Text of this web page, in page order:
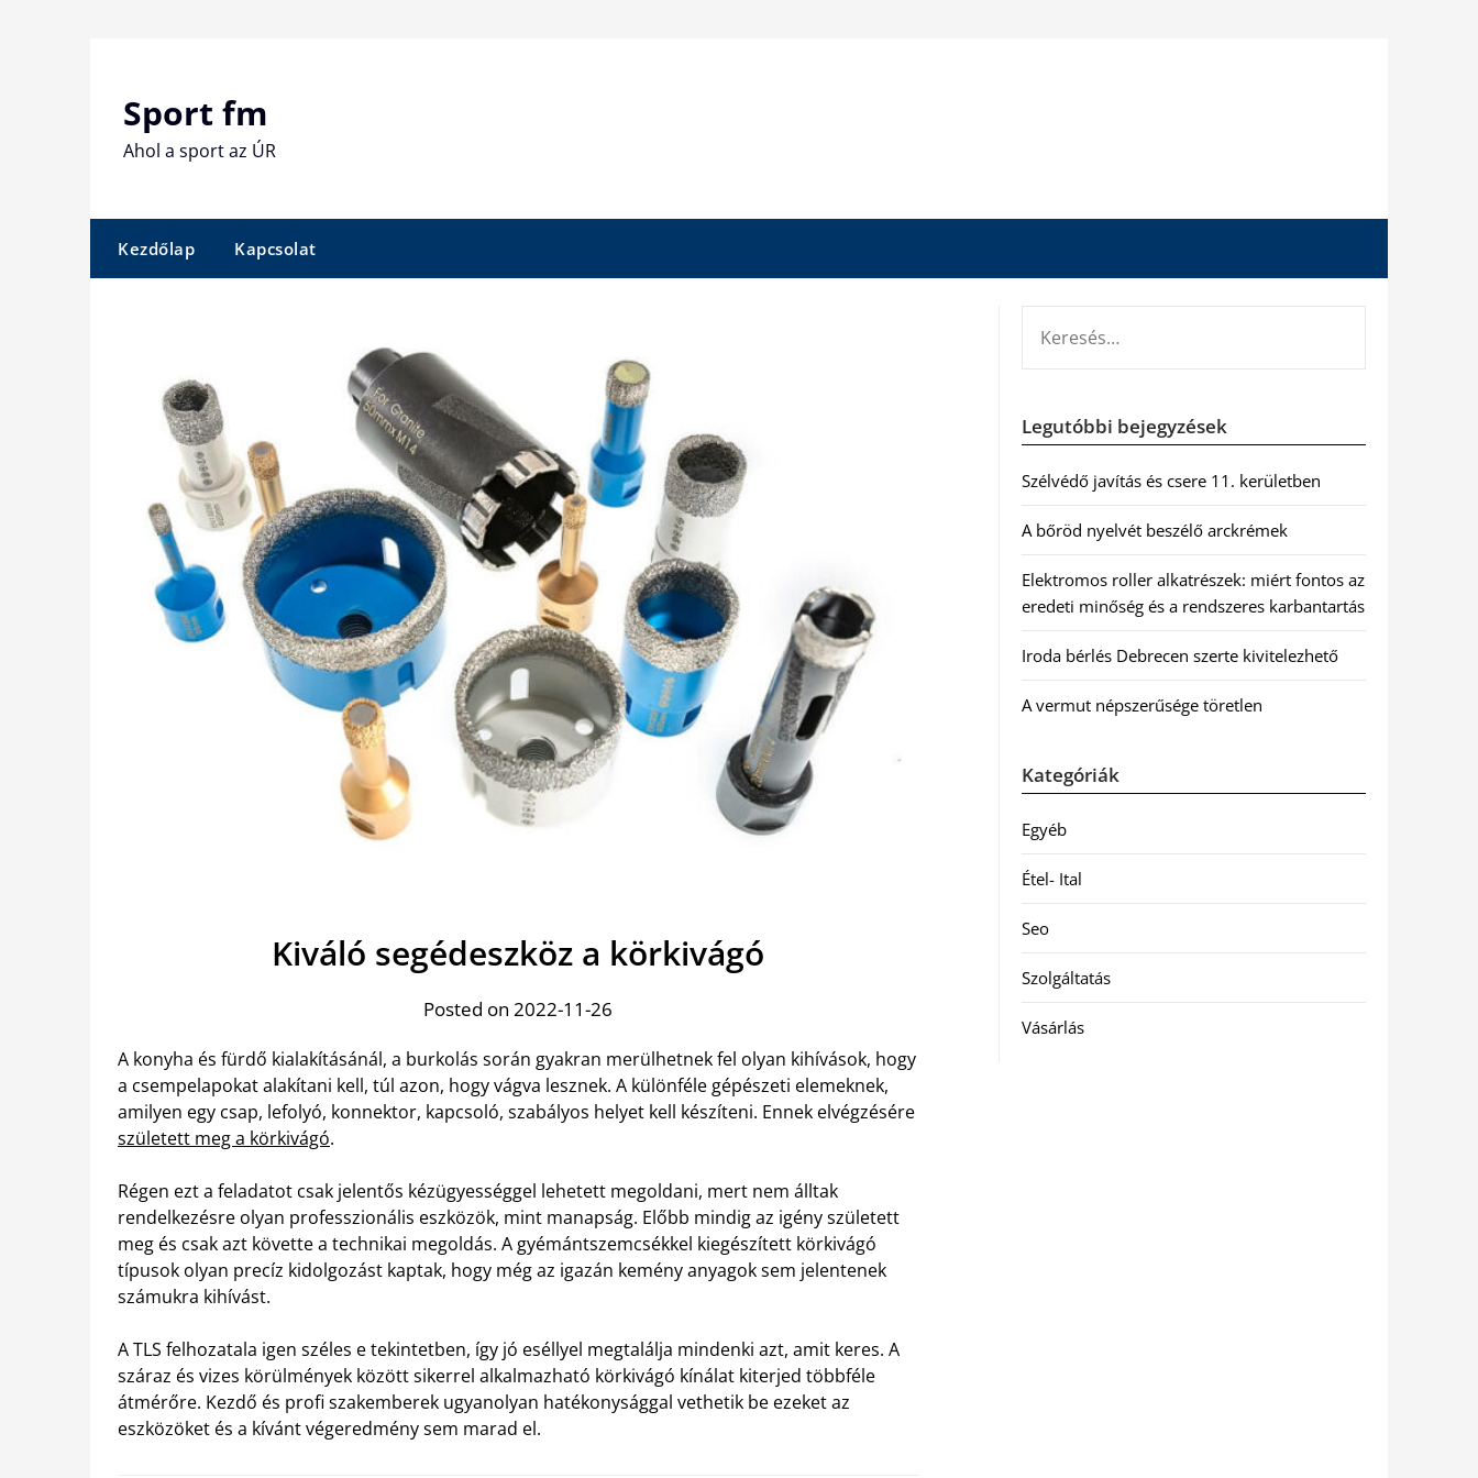
Sport fm
Ahol a sport az ÚR
Kezdőlap Kapcsolat
Kiváló segédeszköz a körkivágó
Posted on 2022-11-26
A konyha és fürdő kialakításánál, a burkolás során gyakran merülhetnek fel olyan kihívások, hogy
a csempelapokat alakítani kell, túl azon, hogy vágva lesznek. A különféle gépészeti elemeknek,
amilyen egy csap, lefolyó, konnektor, kapcsoló, szabályos helyet kell készíteni. Ennek elvégzésére
született meg a körkivágó.
Régen ezt a feladatot csak jelentős kézügyességgel lehetett megoldani, mert nem álltak
rendelkezésre olyan professzionális eszközök, mint manapság. Előbb mindig az igény született
meg és csak azt követte a technikai megoldás. A gyémántszemcsékkel kiegészített körkivágó
típusok olyan precíz kidolgozást kaptak, hogy még az igazán kemény anyagok sem jelentenek
számukra kihívást.
A TLS felhozatala igen széles e tekintetben, így jó eséllyel megtalálja mindenki azt, amit keres. A
száraz és vizes körülmények között sikerrel alkalmazható körkivágó kínálat kiterjed többféle
átmérőre. Kezdő és profi szakemberek ugyanolyan hatékonysággal vethetik be ezeket az
eszközöket és a kívánt végeredmény sem marad el.
Legutóbbi bejegyzések
Szélvédő javítás és csere 11. kerületben
A bőröd nyelvét beszélő arckrémek
Elektromos roller alkatrészek: miért fontos az
eredeti minőség és a rendszeres karbantartás
Iroda bérlés Debrecen szerte kivitelezhető
A vermut népszerűsége töretlen
Kategóriák
Egyéb
Étel- Ital
Seo
Szolgáltatás
Vásárlás